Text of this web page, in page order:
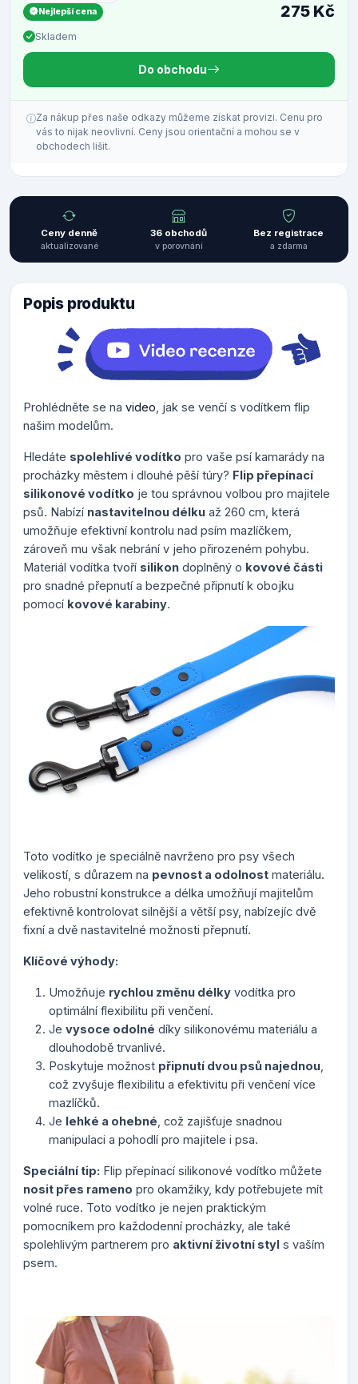
Nejlepší cena
Skladem
275 Kč
Do obchodu
Za nákup přes naše odkazy můžeme získat provizi. Cenu pro
vás to nijak neovlivní. Ceny jsou orientační a mohou se v
obchodech lišit.
Ceny denně
aktualizované
36 obchodů
v porovnání
Bez registrace
a zdarma
Popis produktu
Prohlédněte se na video , jak se venčí s vodítkem flip
našim modelům.
Hledáte spolehlivé vodítko pro vaše psí kamarády na
procházky městem i dlouhé pěší túry? Flip přepínací
silikonové vodítko je tou správnou volbou pro majitele
psů. Nabízí nastavitelnou délku až 260 cm, která
umožňuje efektivní kontrolu nad psím mazlíčkem,
zároveň mu však nebrání v jeho přirozeném pohybu.
Materiál vodítka tvoří silikon doplněný o kovové části
pro snadné přepnutí a bezpečné připnutí k obojku
pomocí kovové karabiny.
Toto vodítko je speciálně navrženo pro psy všech
velikostí, s důrazem na pevnost a odolnost materiálu.
Jeho robustní konstrukce a délka umožňují majitelům
efektivně kontrolovat silnější a větší psy, nabízejíc dvě
fixní a dvě nastavitelné možnosti přepnutí.
Klíčové výhody:
Umožňuje rychlou změnu délky vodítka pro
optimální flexibilitu při venčení.
Je vysoce odolné díky silikonovému materiálu a
dlouhodobě trvanlivé.
Poskytuje možnost připnutí dvou psů najednou
což zvyšuje flexibilitu a efektivitu při venčení více
mazlíčků.
Je lehké a ohebné , což zajišťuje snadnou
manipulaci a pohodlí pro majitele i psa.
Speciální tip: Flip přepínací silikonové vodítko můžete
nosit přes rameno pro okamžiky, kdy potřebujete mít
volné ruce. Toto vodítko je nejen praktickým
pomocníkem pro každodenní procházky, ale také
spolehlivým partnerem pro aktivní životní styl s vaším
psem.